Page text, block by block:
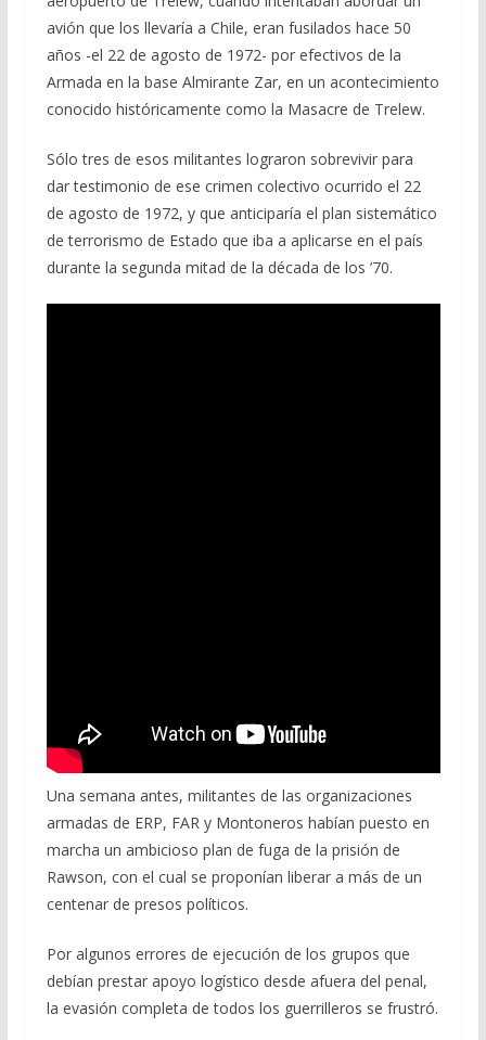
b
o
o
k
gr
a
m
s
A
p
p
l p
ar
ti
r
avión que los llevaría a Chile, eran fusilados hace 50
años -el 22 de agosto de 1972- por efectivos de la
Armada en la base Almirante Zar, en un acontecimiento
conocido históricamente como la Masacre de Trelew.
Sólo tres de esos militantes lograron sobrevivir para
dar testimonio de ese crimen colectivo ocurrido el 22
de agosto de 1972, y que anticiparía el plan sistemático
de terrorismo de Estado que iba a aplicarse en el país
durante la segunda mitad de la década de los ’70.
Una semana antes, militantes de las organizaciones
armadas de ERP, FAR y Montoneros habían puesto en
marcha un ambicioso plan de fuga de la prisión de
Rawson, con el cual se proponían liberar a más de un
centenar de presos políticos.
Por algunos errores de ejecución de los grupos que
debían prestar apoyo logístico desde afuera del penal,
la evasión completa de todos los guerrilleros se frustró.